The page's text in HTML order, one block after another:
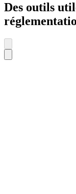
Des outils